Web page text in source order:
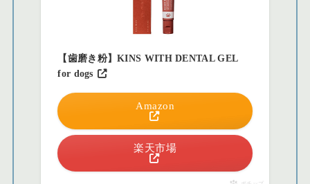
【歯磨き粉】KINS WITH DENTAL GEL
for dogs
Amazon
楽天市場